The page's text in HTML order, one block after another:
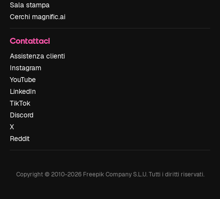
Sala stampa
Cerchi magnific.ai
Contattaci
Assistenza clienti
Instagram
YouTube
LinkedIn
TikTok
Discord
X
Reddit
Copyright © 2010-2026Freepik Company S.L.U. Tutti i diritti riservati.